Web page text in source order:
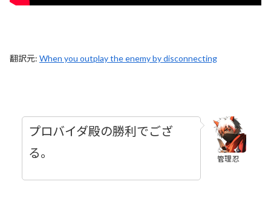
翻訳元: When you outplay the enemy by disconnecting
管理忍
プロバイダ殿の勝利でござ
る。